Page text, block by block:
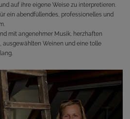
auf ihre eigene Weise zu interpretieren.
ein abendfüllendes, professionelles und
mit angenehmer Musik, herzhaften
ausgewählten Weinen und eine tolle